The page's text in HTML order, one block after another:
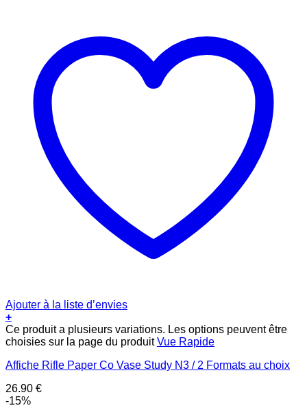
Ajouter à la liste d’envies
+
Ce produit a plusieurs variations. Les options peuvent être
choisies sur la page du produitVue Rapide
Affiche Rifle Paper Co Vase Study N3 / 2 Formats au choix
26.90 €
-15%